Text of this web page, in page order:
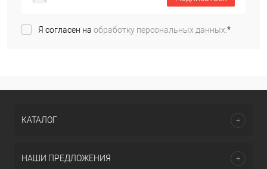
Я согласен на обработку персональных данных.*
КАТАЛОГ
НАШИ ПРЕДЛОЖЕНИЯ